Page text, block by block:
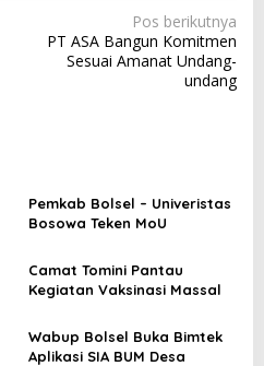
Pos berikutnya
PT ASA Bangun Komitmen
Sesuai Amanat Undang-
undang
Pemkab Bolsel – Univeristas
Bosowa Teken MoU
Camat Tomini Pantau
Kegiatan Vaksinasi Massal
Wabup Bolsel Buka Bimtek
Aplikasi SIA BUM Desa